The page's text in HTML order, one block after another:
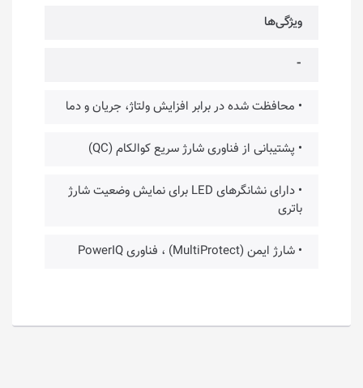
ویژگی‌ها
⁃
• محافظت شده در برابر افزایش ولتاژ، جریان و دما
• پشتیبانی از فناوری شارژ سریع کوالکام (QC)
• دارای نشانگرهای LED برای نمایش وضعیت شارژ
باتری
• شارژ ایمن (MultiProtect) ، فناوری PowerIQ